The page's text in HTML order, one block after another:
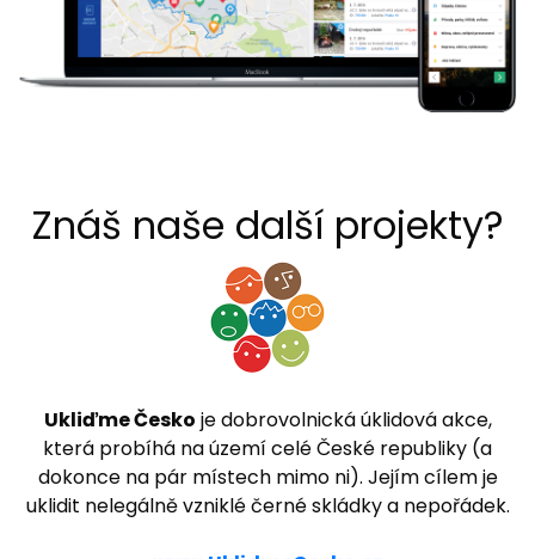
Znáš naše další projekty?
Ukliďme Česko je dobrovolnická úklidová akce,
která probíhá na území celé České republiky (a
dokonce na pár místech mimo ni). Jejím cílem je
uklidit nelegálně vzniklé černé skládky a nepořádek.